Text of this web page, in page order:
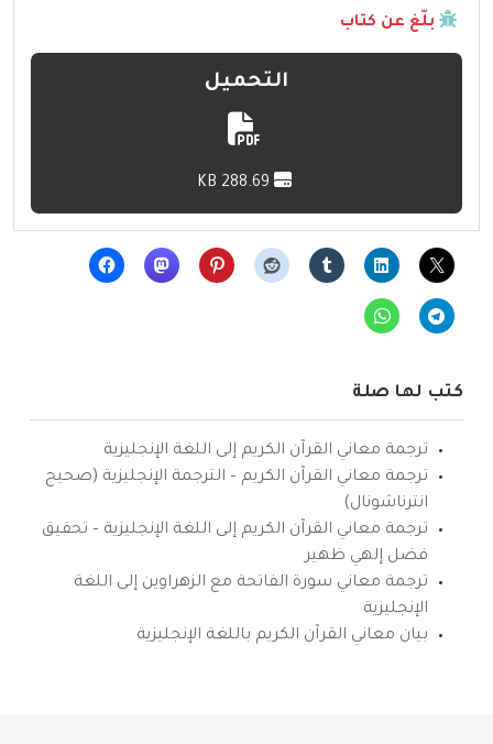
بلّغ عن كتاب
التحميل
كتب لها صلة
ترجمة معاني القرآن الكريم إلى اللغة الإنجليزية
ترجمة معاني القرآن الكريم – الترجمة الإنجليزية (صحيح
انترناشونال)
ترجمة معاني القرآن الكريم إلى اللغة الإنجليزية – تحقيق
فضل إلهي ظهير
ترجمة معاني سورة الفاتحة مع الزهراوين إلى اللغة
الإنجليزية
بيان معاني القرآن الكريم باللغة الإنجليزية